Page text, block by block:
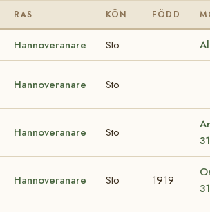
RAS KÖN FÖDD
Hannoveranare Sto
Hannoveranare Sto
Hannoveranare Sto
Hannoveranare Sto 1919